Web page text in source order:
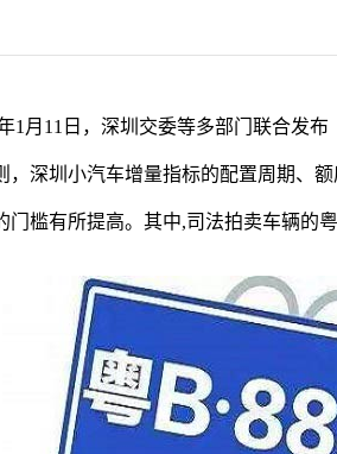
年1月11日，深圳交委等多部门联合发
，深圳小汽车增量指标的配置周期、
门槛有所提高。其中,司法拍卖车辆的